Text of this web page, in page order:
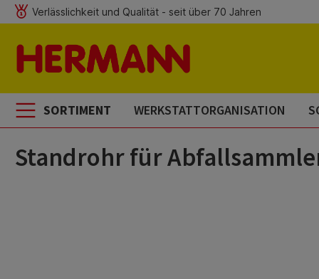
Hauptinhalt springen
Zur Suche springen
Zur Hauptnavigation springen
Verlässlichkeit und Qualität - seit über 70 Jahren
SORTIMENT WERKSTATTORGANISATION
Standrohr für